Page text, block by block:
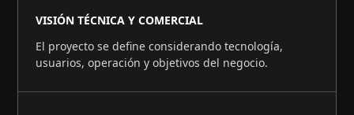
VISIÓN TÉCNICA Y COMERCIAL
El proyecto se define considerando tecnología,
usuarios, operación y objetivos del negocio.